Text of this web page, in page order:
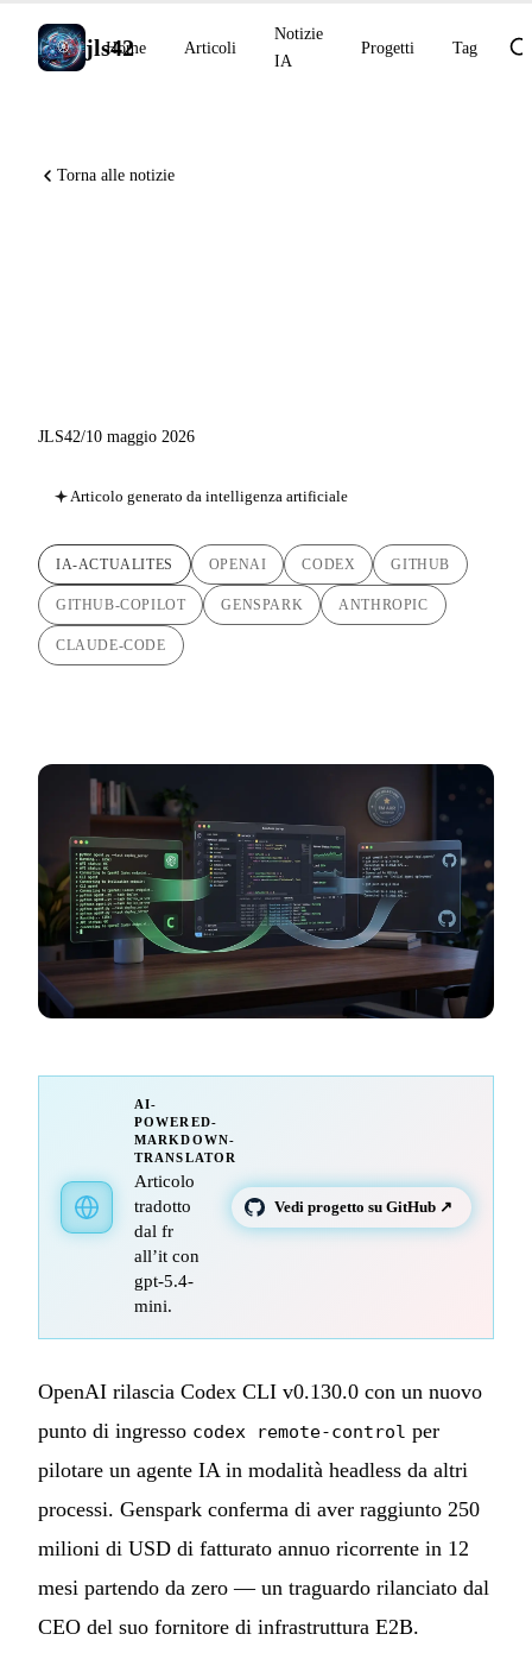
jls42
Home Articoli
Notizie
IA
Progetti Tag
Torna alle notizie
JLS42/10 maggio 2026
Articolo generato da intelligenza artificiale
IA-ACTUALITES OPENAI CODEX GITHUB
GITHUB-COPILOT GENSPARK ANTHROPIC
CLAUDE-CODE
AI-
POWERED-
MARKDOWN-
TRANSLATOR
Articolo
tradotto
dal fr
all’it con
gpt-5.4-
mini.
Vedi progetto su GitHub ↗
OpenAI rilascia Codex CLI v0.130.0 con un nuovo
punto di ingresso codex remote-control per
pilotare un agente IA in modalità headless da altri
processi. Genspark conferma di aver raggiunto 250
milioni di USD di fatturato annuo ricorrente in 12
mesi partendo da zero — un traguardo rilanciato dal
CEO del suo fornitore di infrastruttura E2B.